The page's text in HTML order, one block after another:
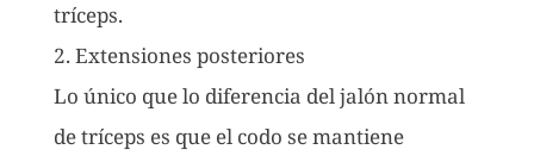
tríceps.
2. Extensiones posteriores
Lo único que lo diferencia del jalón normal
de tríceps es que el codo se mantiene